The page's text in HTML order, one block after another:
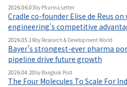
2026.06.03by Pharma Letter
Cradle co-founder Elise de Reus
engineering’s competitive
2026.05.16by Research & Development World
Bayer’s strongest-ever pharma
pipeline drive future growth
2026.04.20by Bangkok Post
The Four Molecules To Scale For